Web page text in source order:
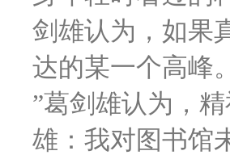
剑雄认为，如果
达的某一个高峰。
”葛剑雄认为，
雄：我对图书馆